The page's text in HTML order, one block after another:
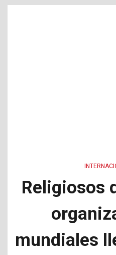
Religiosos
mundiales